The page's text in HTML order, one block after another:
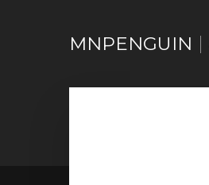
MNPENGUIN